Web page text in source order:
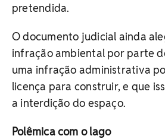
pretendida.
O documento judicial ainda
infração ambiental por parte
uma infração administrativa
licença para construir, e que
a interdição do espaço.
Polêmica com o lago